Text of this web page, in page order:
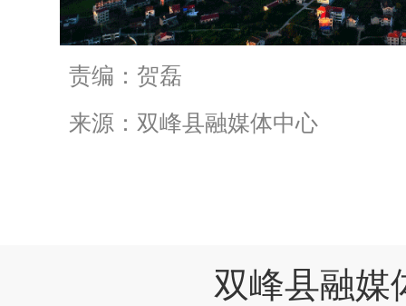
责编：贺磊
来源：双峰县融媒体中心
双峰县融媒